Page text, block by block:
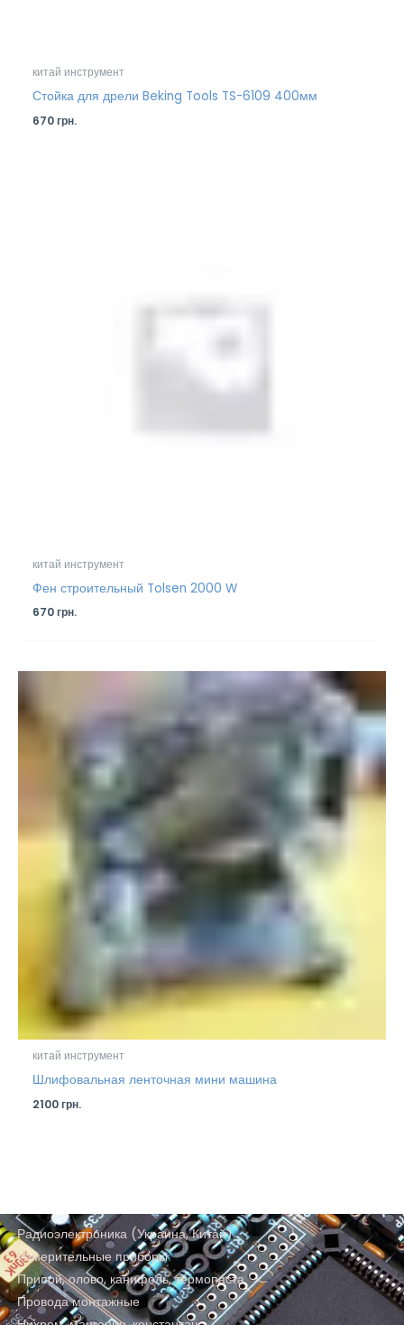
китай инструмент
Стойка для дрели Beking Tools TS-6109 400мм
670грн.
китай инструмент
Фен строительный Tolsen 2000 W
670грн.
китай инструмент
Шлифовальная ленточная мини машина
2100грн.
Радиоэлектроника (Украина, Китай)
Измерительные приборы
Припой, олово, канифоль, термопаста
Провода монтажные